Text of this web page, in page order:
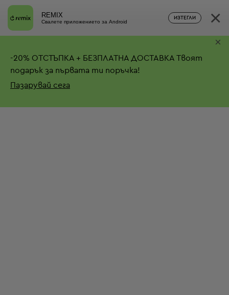
REMIX
Свалете приложението за Android
ИЗТЕГЛИ ×
-20% ОТСТЪПКА + БЕЗПЛАТНА ДОСТАВКА Твоят
подарък за първата ти поръчка!
Пазарувай сега
×